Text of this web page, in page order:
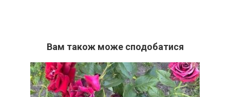
Вам також може сподобатися